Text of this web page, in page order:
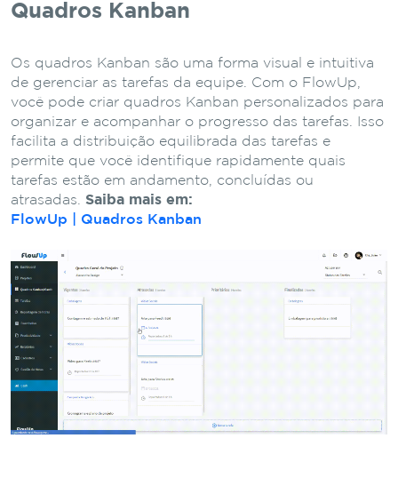
Quadros Kanban
Os quadros Kanban são uma forma visual e intuitiva
de gerenciar as tarefas da equipe. Com o FlowUp,
você pode criar quadros Kanban personalizados para
organizar e acompanhar o progresso das tarefas. Isso
facilita a distribuição equilibrada das tarefas e
permite que você identifique rapidamente quais
tarefas estão em andamento, concluídas ou
atrasadas. Saiba mais em:
FlowUp | Quadros Kanban